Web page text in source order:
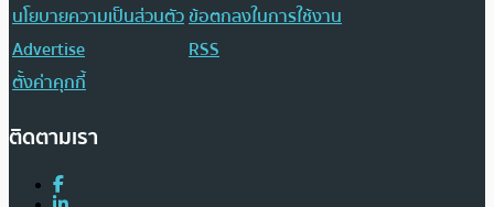
นโยบายความเป็นส่วนตัวข้อตกลงในการใช้งาน
Advertise
RSS
ตั้งค่าคุกกี้
ติดตามเรา